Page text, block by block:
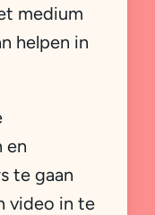
medium
helpen in
en
te gaan
video in te